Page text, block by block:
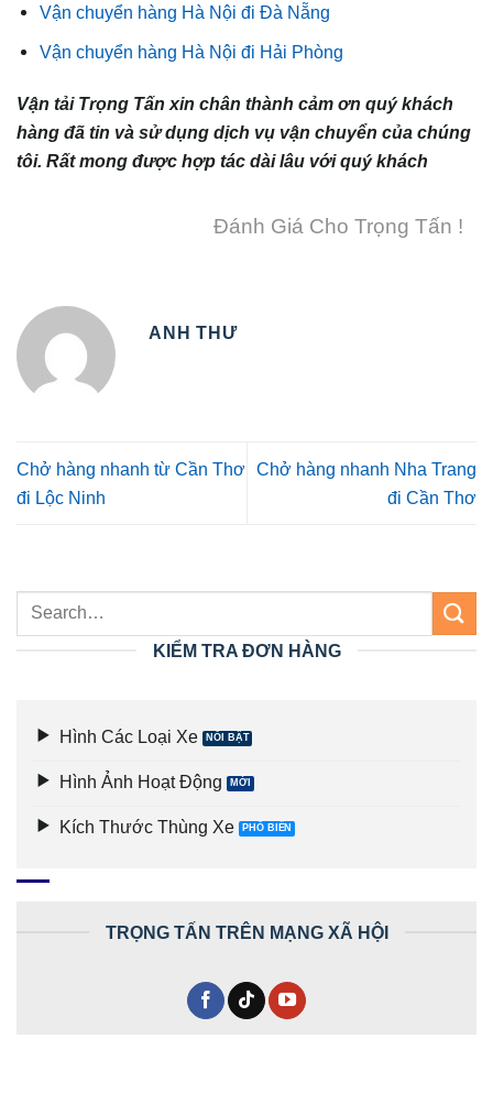
Vận chuyển hàng Hà Nội đi Đà Nẵng
Vận chuyển hàng Hà Nội đi Hải Phòng
Vận tải Trọng Tấn xin chân thành cảm ơn quý khách
hàng đã tin và sử dụng dịch vụ vận chuyển của chúng
tôi. Rất mong được hợp tác dài lâu với quý khách
Đánh Giá Cho Trọng Tấn !
ANH THƯ
Chở hàng nhanh từ Cần Thơ
đi Lộc Ninh
Chở hàng nhanh Nha Trang
đi Cần Thơ
KIỂM TRA ĐƠN HÀNG
Hình Các Loại Xe
Hình Ảnh Hoạt Động
Kích Thước Thùng Xe
TRỌNG TẤN TRÊN MẠNG XÃ HỘI